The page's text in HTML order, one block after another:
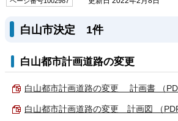
白山市決定 1件
白山都市計画道路の変更
白山都市計画道路の変更 計画書 （
白山都市計画道路の変更 計画図 （